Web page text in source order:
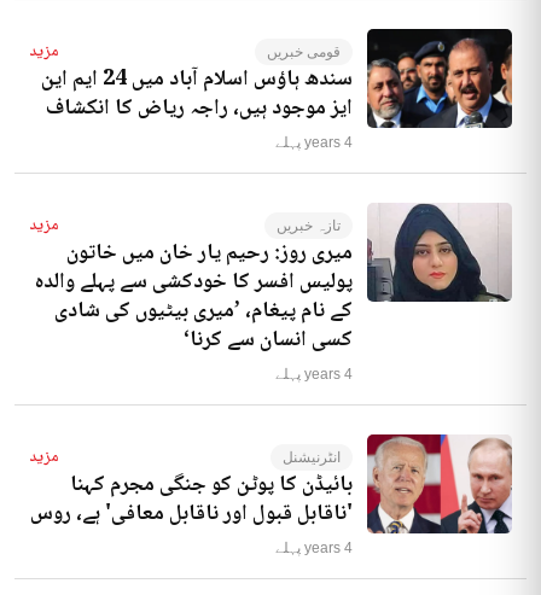
قومی خبریں مزید
سندھ ہاؤس اسلام آباد میں 24 ایم این
ایز موجود ہیں، راجہ ریاض کا انکشاف
4 years پہلے
تازہ خبریں مزید
میری روز: رحیم یار خان میں خاتون
پولیس افسر کا خودکشی سے پہلے والدہ
کے نام پیغام، ’میری بیٹیوں کی شادی
کسی انسان سے کرنا‘
4 years پہلے
انٹرنیشنل مزید
بائیڈن کا پوٹن کو جنگی مجرم کہنا
'ناقابل قبول اور ناقابل معافی' ہے، روس
4 years پہلے